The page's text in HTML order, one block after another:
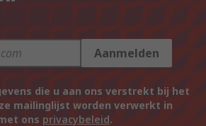
Aanmelden
die u aan ons verstrekt bij het
mailinglijst worden verwerkt in
ons privacybeleid.